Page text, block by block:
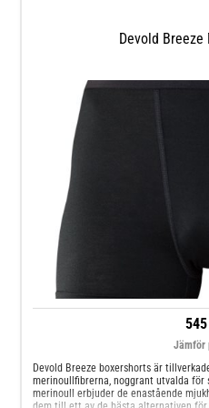
Devold Breeze
Jämför
Devold Breeze boxershorts är
merinoullfibrerna, noggrant utvalda för
merinoull erbjuder de enastående